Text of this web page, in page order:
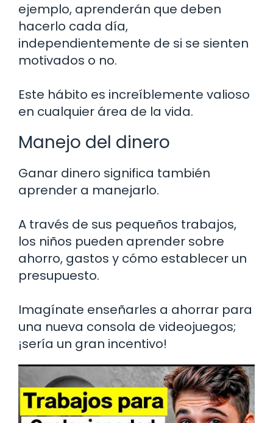
ejemplo, aprenderán que deben
hacerlo cada día,
independientemente de si se sienten
motivados o no.
Este hábito es increíblemente valioso
en cualquier área de la vida.
Manejo del dinero
Ganar dinero significa también
aprender a manejarlo.
A través de sus pequeños trabajos,
los niños pueden aprender sobre
ahorro, gastos y cómo establecer un
presupuesto.
Imagínate enseñarles a ahorrar para
una nueva consola de videojuegos;
¡sería un gran incentivo!